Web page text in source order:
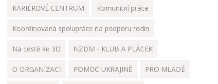
KARIÉROVÉ CENTRUM Komunitní práce
Koordinovaná spolupráce na podporu rodin
Na cestě ke 3D NZDM - KLUB A PLÁCEK
O ORGANIZACI POMOC UKRAJINĚ PRO MLADÉ